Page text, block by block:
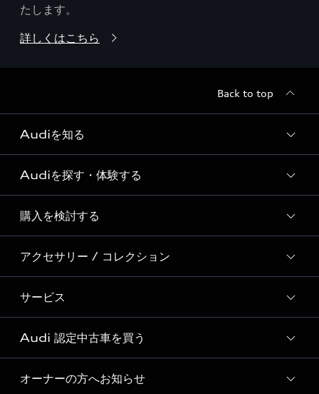
たします。
詳しくはこちら
Back to top
Audiを知る
Audi ブランド
Story of Progress
Audi Sport
Formula 1®
デジタルサービス
Audiを探す・体験する
ディーラー検索
新車在庫検索
試乗車・展示車検索
見積り依頼
試乗予約
購入を検討する
モデル一覧
特別仕様モデル / 限定モデル
e-tronラインアップ
価格シミュレーション
車両比較
アクセサリー / コレクション
純正アクセサリー
オンラインショップ
Audi collection
アウディナビアプリ
サービス
サービス入庫予約
サービスプログラム
Audi 認定中古車を買う
Audi認定中古車
オーナーの方へお知らせ